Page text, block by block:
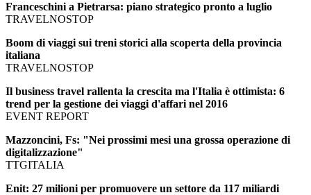
Franceschini a Pietrarsa: piano strategico pronto a luglio
TRAVELNOSTOP
Boom di viaggi sui treni storici alla scoperta della provincia
italiana
TRAVELNOSTOP
Il business travel rallenta la crescita ma l'Italia è ottimista: 6
trend per la gestione dei viaggi d'affari nel 2016
EVENT REPORT
Mazzoncini, Fs: "Nei prossimi mesi una grossa operazione di
digitalizzazione"
TTGITALIA
Enit: 27 milioni per promuovere un settore da 117 miliardi